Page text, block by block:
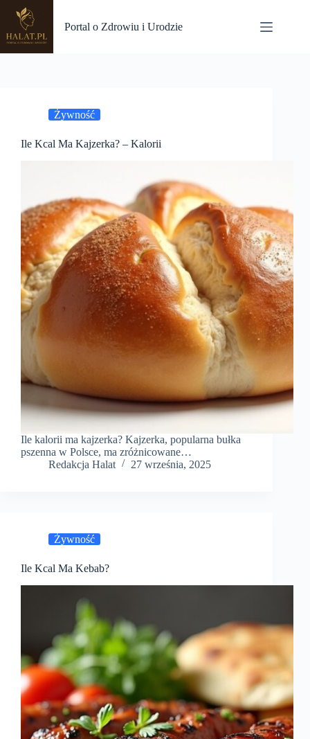
Przejdź
treści
Portal o Zdrowiu i Urodzie
Żywność
Ile Kcal Ma Kajzerka? – Kalorii
Ile kalorii ma kajzerka? Kajzerka, popularna bułka
pszenna w Polsce, ma zróżnicowane…
Redakcja Halat
27 września, 2025
Żywność
Ile Kcal Ma Kebab?